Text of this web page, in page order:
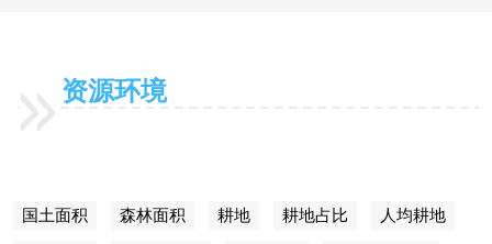
资源环境
国土面积 森林面积 耕地 耕地占比 人均耕地